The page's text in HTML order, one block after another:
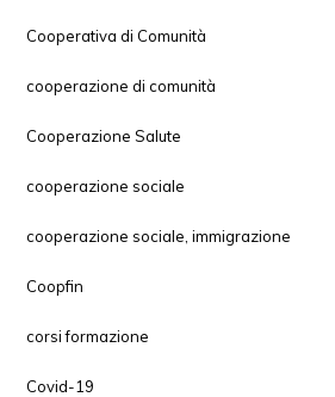
Cooperativa di Comunità
cooperazione di comunità
Cooperazione Salute
cooperazione sociale
cooperazione sociale, immigrazione
Coopfin
corsi formazione
Covid-19